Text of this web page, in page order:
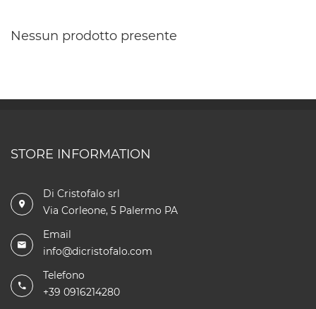
Nessun prodotto presente
STORE INFORMATION
Di Cristofalo srl
Via Corleone, 5 Palermo PA
Email
info@dicristofalo.com
Telefono
+39 0916214280